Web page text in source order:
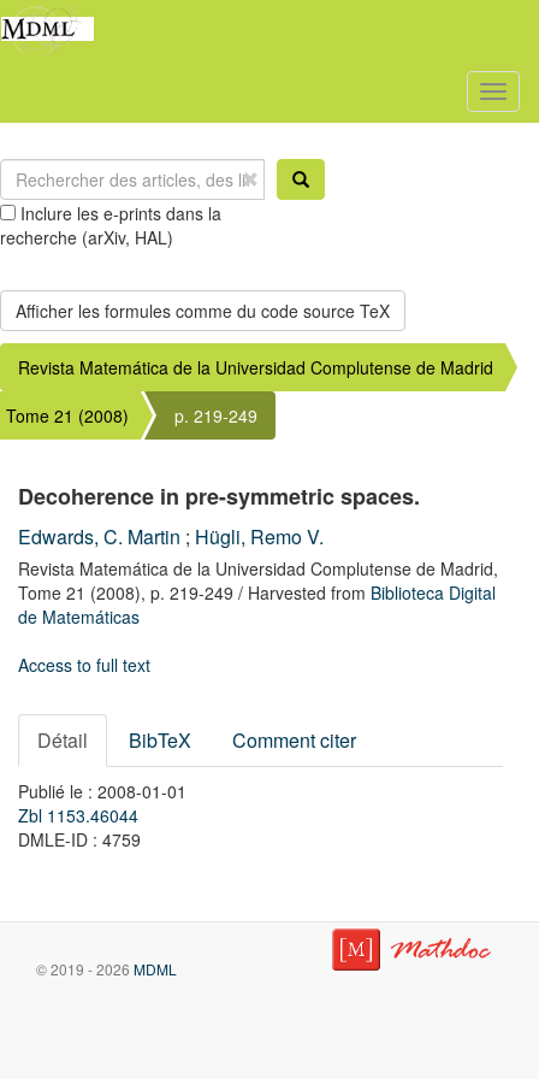
Inclure les e-prints dans la
recherche (arXiv, HAL)
Revista Matemática de la Universidad Complutense de Madrid
Tome 21 (2008)
p. 219-249
Decoherence in pre-symmetric spaces.
Edwards, C. Martin ; Hügli, Remo V.
Revista Matemática de la Universidad Complutense de Madrid,
Tome 21 (2008), p. 219-249 / Harvested from Biblioteca Digital
de Matemáticas
Access to full text
Détail BibTeX Comment citer
Publié le : 2008-01-01
Zbl 1153.46044
DMLE-ID : 4759
© 2019 - 2026 MDML